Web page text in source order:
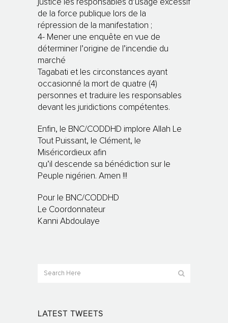
justice les responsables d’usage excessif
de la force publique lors de la
répression de la manifestation ;
4- Mener une enquête en vue de
déterminer l’origine de l’incendie du
marché
Tagabati et les circonstances ayant
occasionné la mort de quatre (4)
personnes et traduire les responsables
devant les juridictions compétentes.
Enfin, le BNC/CODDHD implore Allah Le
Tout Puissant, le Clément, le
Miséricordieux afin
qu’il descende sa bénédiction sur le
Peuple nigérien. Amen !!!
Pour le BNC/CODDHD
Le Coordonnateur
Kanni Abdoulaye
LATEST TWEETS